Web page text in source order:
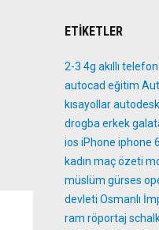
ETIKETLER
2-3 4g akıllı telefon
autocad eğitim
kısayollarautodesk
drogba erkek
ios iPhone iphone 6
kadın maç özeti
müslüm gürses
devleti Osmanlı
ram röportaj